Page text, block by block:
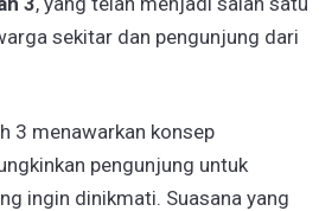
sekitar dan pengunjung dari
3 menawarkan konsep
pengunjung untuk
ingin dinikmati. Suasana yang